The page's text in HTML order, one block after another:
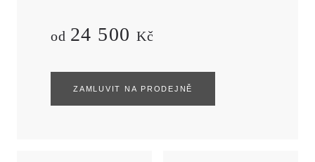
od 24 500 Kč
ZAMLUVIT NA PRODEJNĚ